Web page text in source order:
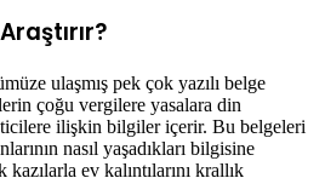
ulaşmış pek çok yazılı belge
çoğu vergilere yasalara din
ilişkin bilgiler içerir. Bu belgeleri
nasıl yaşadıkları bilgisine
ev kalıntılarını krallık